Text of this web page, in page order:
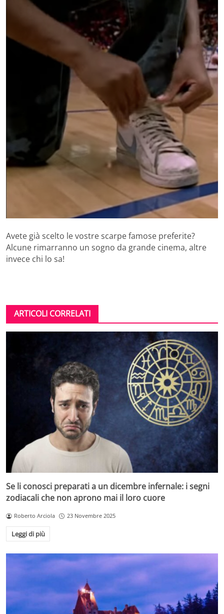
Avete già scelto le vostre scarpe famose preferite?
Alcune rimarranno un sogno da grande cinema, altre
invece chi lo sa!
ARTICOLI CORRELATI
Se li conosci preparati a un dicembre infernale: i segni
zodiacali che non aprono mai il loro cuore
Roberto Arciola 23 Novembre 2025
Leggi di più